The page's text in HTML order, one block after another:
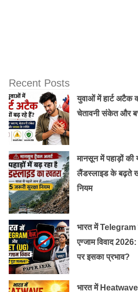
4 ॰ तुलसी वीरानी(क्यूंकी सास भी कभी
स्मृति ज़ुबिन ईरानी, स्टार प्लस के एक
तथा जिसमे 1833 एपिसोडेस थे, मे
पहचानी गयी और सराही गयी। वो
जिनहोने लगातार 5 इंडियन टेलिविजन
उन्होने वीरानी परिवार की आदर्श
सम्मोहक छवि लोगों के सामने रखी ।
Recent Posts
युवाओं में हार्ट अटैक
चेतावनी संकेत और
मानसून में पहाड़ों
लैंडस्लाइड के बढ़ते
नियम
भारत में
एग्जाम विवाद
पर इसका प्रभाव?
भारत में Heatwave